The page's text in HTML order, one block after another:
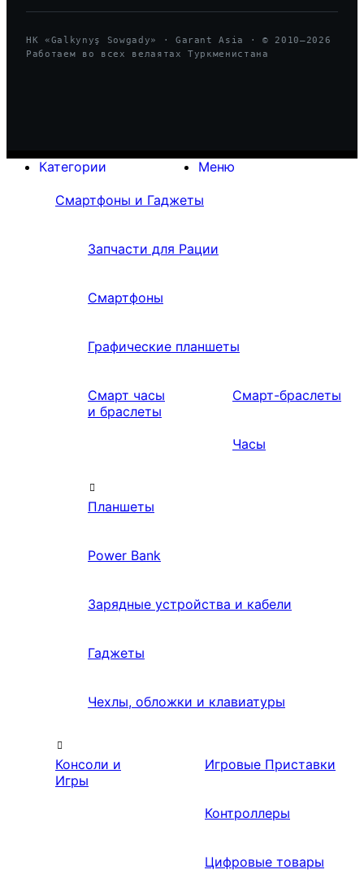
HK «Galkynyş Sowgady» · Garant Asia · © 2010—2026
Работаем во всех велаятах Туркменистана
Меню
Категории
Смартфоны и Гаджеты
Запчасти для Рации
Смартфоны
Графические планшеты
Смарт часы
и браслеты
Смарт-браслеты
Часы
Планшеты
Power Bank
Зарядные устройства и кабели
Гаджеты
Чехлы, обложки и клавиатуры
Консоли и
Игры
Игровые Приставки
Контроллеры
Цифровые товары